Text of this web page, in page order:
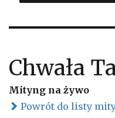
Chwała
Mityng na żywo
Powrót do listy